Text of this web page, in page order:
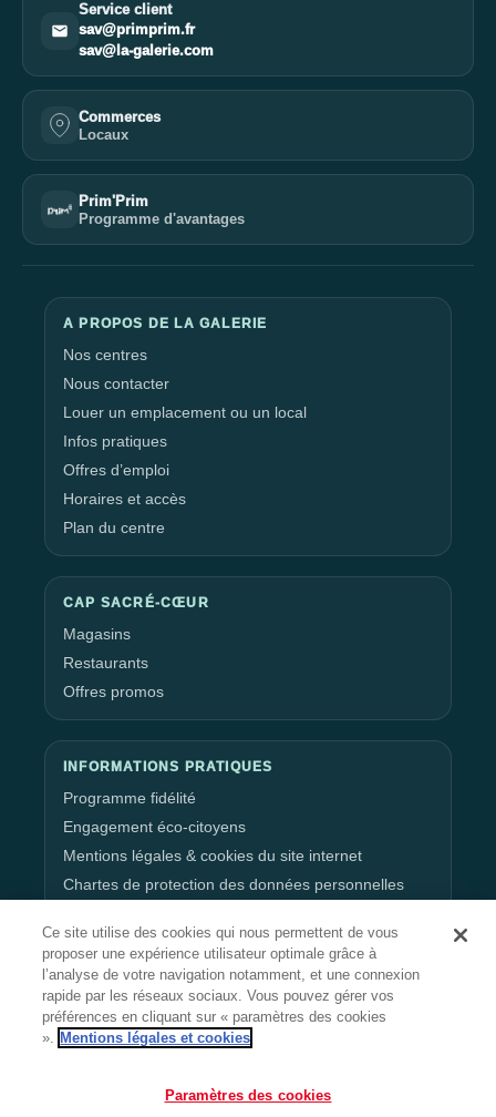
Service client
sav@primprim.fr
sav@la-galerie.com
Commerces
Locaux
Prim'Prim
Programme d'avantages
A PROPOS DE LA GALERIE
Nos centres
Nous contacter
Louer un emplacement ou un local
Infos pratiques
Offres d’emploi
Horaires et accès
Plan du centre
CAP SACRÉ-CŒUR
Magasins
Restaurants
Offres promos
INFORMATIONS PRATIQUES
Programme fidélité
Engagement éco-citoyens
Mentions légales & cookies du site internet
Chartes de protection des données personnelles
RESTEZ CONNECTÉ
Ce site utilise des cookies qui nous permettent de vous
proposer une expérience utilisateur optimale grâce à
l’analyse de votre navigation notamment, et une connexion
rapide par les réseaux sociaux. Vous pouvez gérer vos
préférences en cliquant sur « paramètres des cookies
». Mentions légales et cookies
Paramètres des cookies